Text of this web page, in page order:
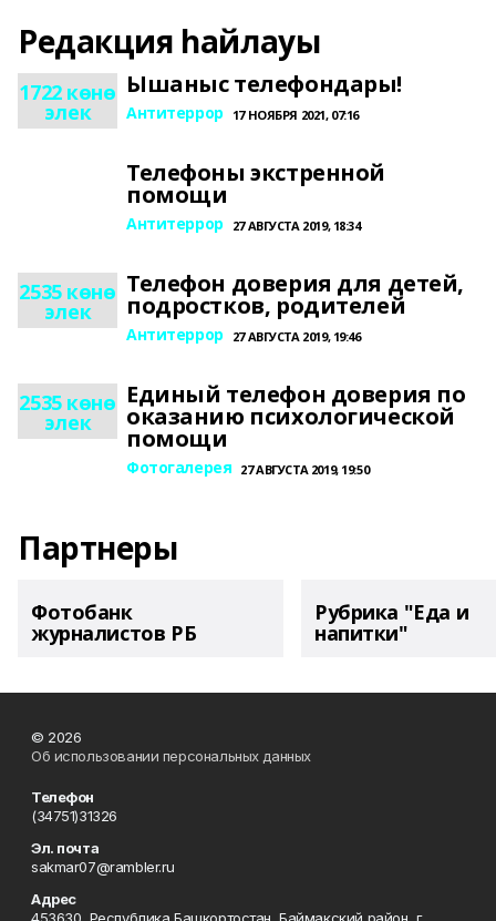
Редакция һайлауы
1722 көнө
элек
Ышаныс телефондары!
Антитеррор 17 НОЯБРЯ 2021, 07:16
Телефоны экстренной
помощи
Антитеррор 27 АВГУСТА 2019, 18:34
2535 көнө
элек
Телефон доверия для детей,
подростков, родителей
Антитеррор 27 АВГУСТА 2019, 19:46
2535 көнө
элек
Единый телефон доверия по
оказанию психологической
помощи
Фотогалерея 27 АВГУСТА 2019, 19:50
Партнеры
Фотобанк
журналистов РБ
Рубрика "Еда и
напитки"
© 2026
Об использовании персональных данных
Телефон
(34751)31326
Эл. почта
sakmar07@rambler.ru
Адрес